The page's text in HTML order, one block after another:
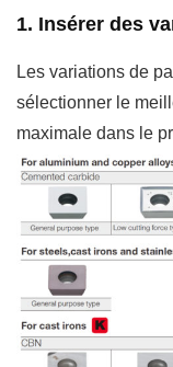
1. Insérer des
Les variations de
sélectionner le
maximale dans le